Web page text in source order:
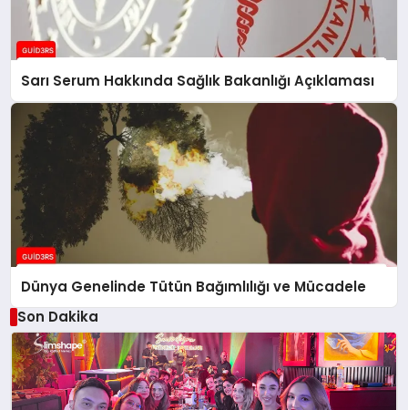
Sarı Serum Hakkında Sağlık Bakanlığı Açıklaması
Dünya Genelinde Tütün Bağımlılığı ve Mücadele
Son Dakika